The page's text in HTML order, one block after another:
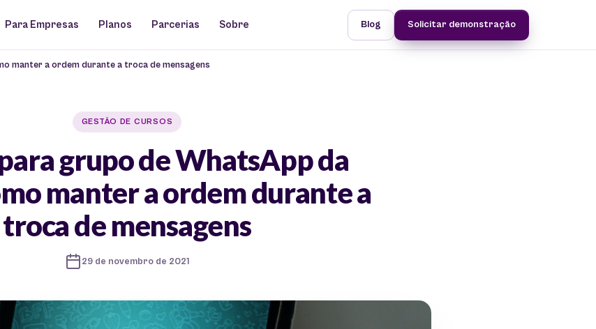
Para Empresas Planos Parcerias Sobre Blog Solicitar demonstração
manter a ordem durante a troca de mensagens
GESTÃO DE CURSOS
grupo de WhatsApp da
manter a ordem durante a
troca de mensagens
29 de novembro de 2021